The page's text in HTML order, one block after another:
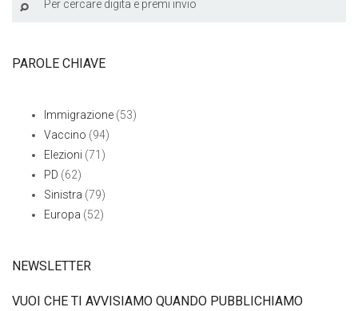
PAROLE CHIAVE
Immigrazione (53)
Vaccino (94)
Elezioni (71)
PD (62)
Sinistra (79)
Europa (52)
NEWSLETTER
VUOI CHE TI AVVISIAMO QUANDO PUBBLICHIAMO